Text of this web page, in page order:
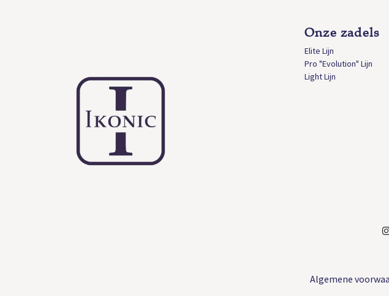
Onze zadels
Elite Lijn
Pro "Evolution" Lijn
Light Lijn
Algemene